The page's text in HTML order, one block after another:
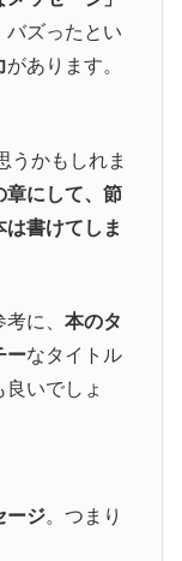
バズったとい
があります。
うかもしれま
章にして、節
書けてしま
に、 本のタ
ーなタイトル
いでしょ
ージ。つまり